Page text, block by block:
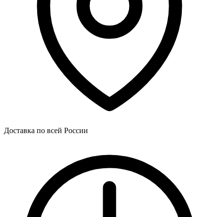
Доставка по всей России